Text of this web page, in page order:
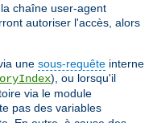
chaîne user-agent
autoriser l'accès, alors
une sous-requête interne
), ou lorsqu'il
via le module
pas des variables